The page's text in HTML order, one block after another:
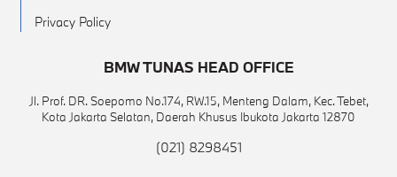
Privacy Policy
BMW TUNAS HEAD OFFICE
Jl. Prof. DR. Soepomo No.174, RW.15, Menteng Dalam, Kec. Tebet,
Kota Jakarta Selatan, Daerah Khusus Ibukota Jakarta 12870
(021) 8298451